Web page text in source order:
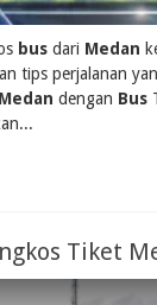
bus dari Medan
tips perjalanan
Medan dengan Bus
Tiket